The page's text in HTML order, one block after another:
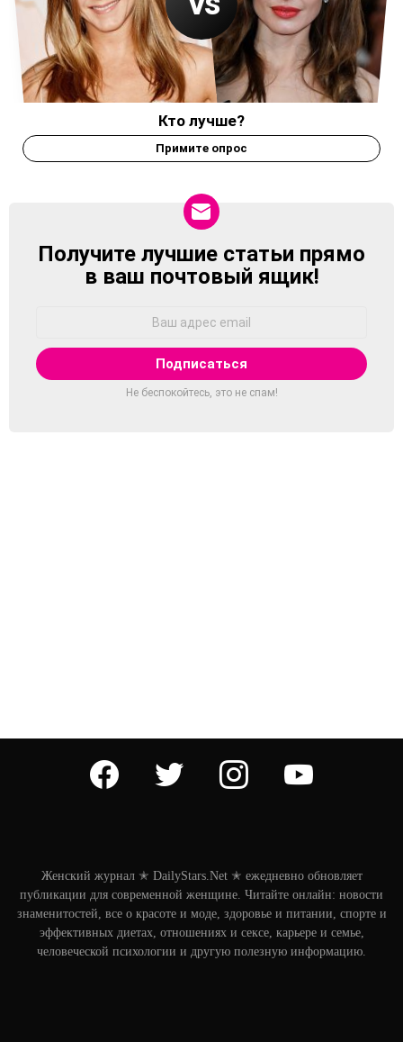
Кто лучше?
Примите опрос
NEWSLETTER
Получите лучшие статьи прямо
в ваш почтовый ящик!
Не беспокойтесь, это не спам!
facebook twitter instagram
Женский журнал ✭ DailyStars.Net ✭ ежедневно обновляет
публикации для современной женщине. Читайте онлайн: новости
знаменитостей, все о красоте и моде, здоровье и питании, спорте и
эффективных диетах, отношениях и сексе, карьере и семье,
человеческой психологии и другую полезную информацию.